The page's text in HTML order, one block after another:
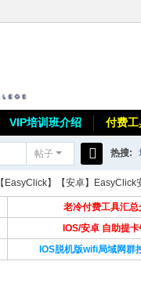
VIP培训班介绍 付费
帖子
搜
索
热搜:
【EasyClick】【安卓】
老冷付费工具汇总
IOS/安卓 自助提
IOS脱机版wifi局域网群